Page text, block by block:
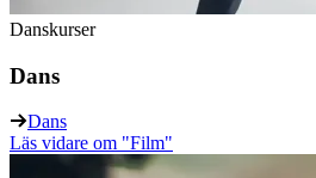
Danskurser
Dans
Dans
Läs vidare om "Film"